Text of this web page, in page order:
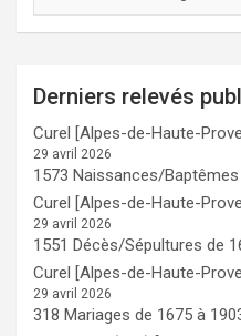
Derniers relevés
Curel [Alpes-de-Haute-
29 avril 2026
1573 Naissances/
Curel [Alpes-de-Haute-
29 avril 2026
1551 Décès/Sépultures de
Curel [Alpes-de-Haute-
29 avril 2026
318 Mariages de 1675 à